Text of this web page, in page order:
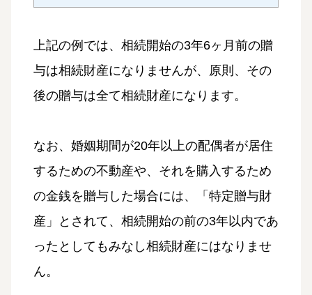
上記の例では、相続開始の3年6ヶ月前の贈
与は相続財産になりませんが、原則、その
後の贈与は全て相続財産になります。
なお、婚姻期間が20年以上の配偶者が居住
するための不動産や、それを購入するため
の金銭を贈与した場合には、「特定贈与財
産」とされて、相続開始の前の3年以内であ
ったとしてもみなし相続財産にはなりませ
ん。